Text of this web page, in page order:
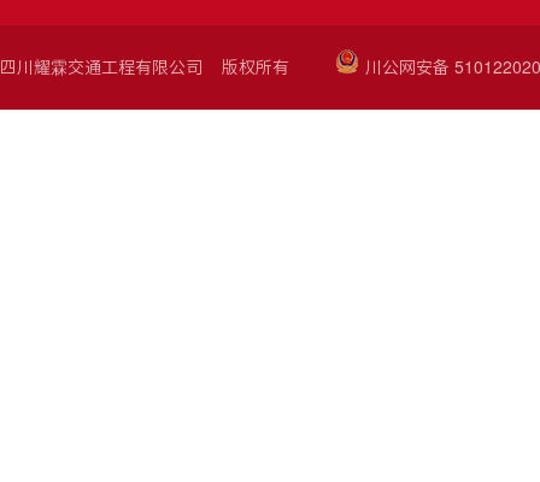
四川耀霖交通工程有限公司 版权所有 川公网安备